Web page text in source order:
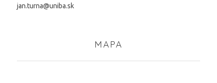
jan.turna@uniba.sk
MAPA